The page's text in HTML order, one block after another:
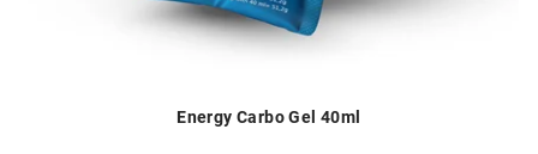
Energy Carbo Gel 40ml